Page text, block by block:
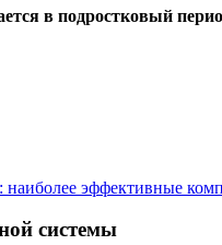
в подростковый
эффективные
системы